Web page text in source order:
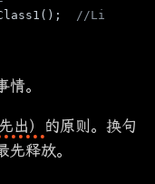
//Line 3
。
出）
的原则。换句
释放。